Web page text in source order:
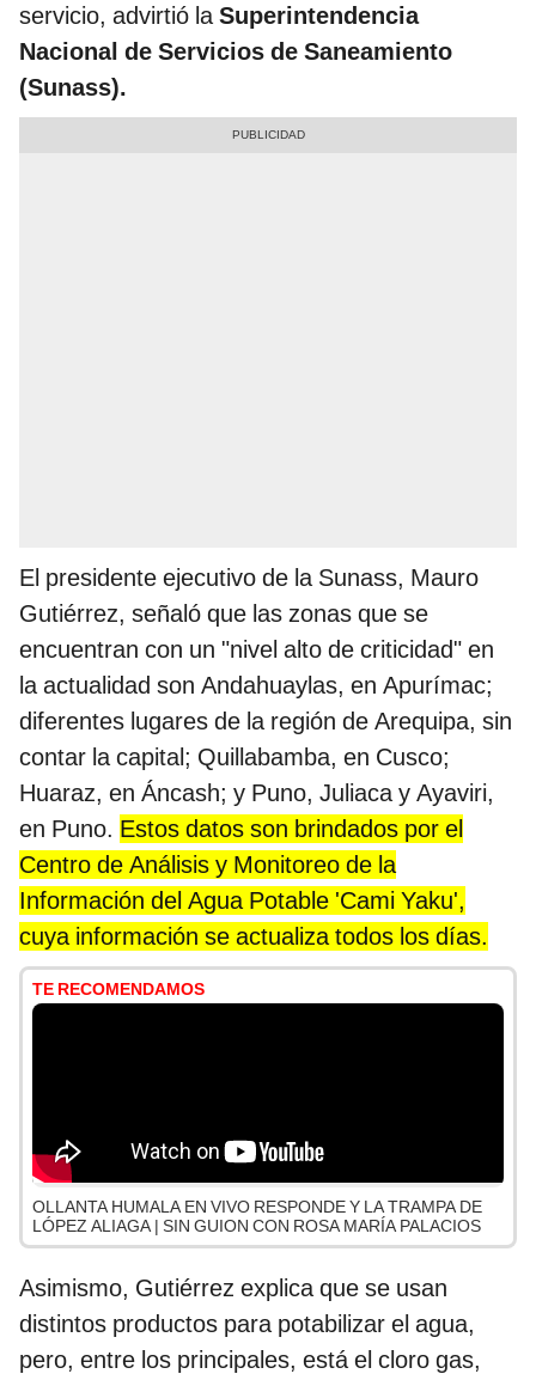
servicio, advirtió laSuperintendencia
Nacional de Servicios de Saneamiento
(Sunass).
El presidente ejecutivo de la Sunass, Mauro
Gutiérrez, señaló que las zonas que se
encuentran con un "nivel alto de criticidad" en
la actualidad son Andahuaylas, en Apurímac;
diferentes lugares de la región de Arequipa, sin
contar la capital; Quillabamba, en Cusco;
Huaraz, en Áncash; y Puno, Juliaca y Ayaviri,
en Puno. Estos datos son brindados por el
Centro de Análisis y Monitoreo de la
Información del Agua Potable 'Cami Yaku',
cuya información se actualiza todos los días.
TE RECOMENDAMOS
OLLANTA HUMALA EN VIVO RESPONDE Y LA TRAMPA DE
LÓPEZ ALIAGA | SIN GUION CON ROSA MARÍA PALACIOS
Asimismo, Gutiérrez explica que se usan
distintos productos para potabilizar el agua,
pero, entre los principales, está el cloro gas,